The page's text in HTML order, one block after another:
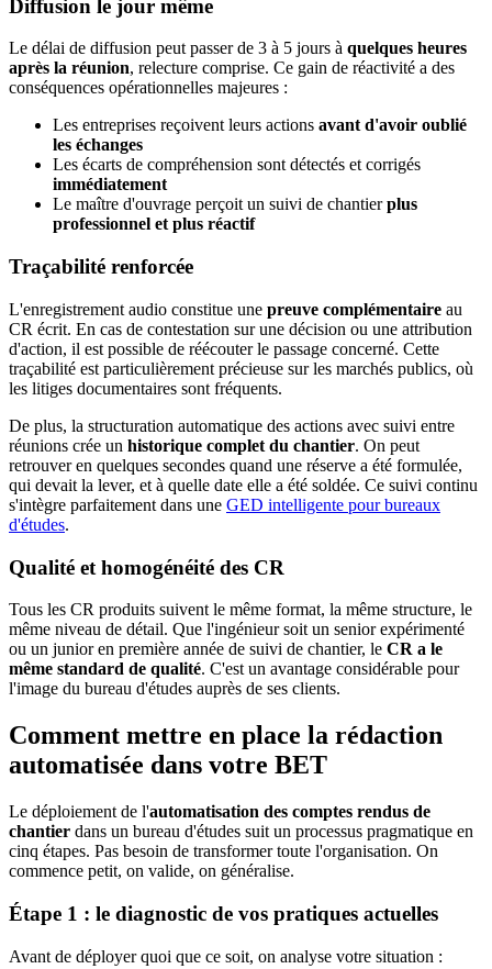
Diffusion le jour même
Le délai de diffusion peut passer de 3 à 5 jours à quelques heures
après la réunion, relecture comprise. Ce gain de réactivité a des
conséquences opérationnelles majeures :
Les entreprises reçoivent leurs actions avant d'avoir oublié
les échanges
Les écarts de compréhension sont détectés et corrigés
immédiatement
Le maître d'ouvrage perçoit un suivi de chantierplus
professionnel et plus réactif
Traçabilité renforcée
L'enregistrement audio constitue une preuve complémentaire au
CR écrit. En cas de contestation sur une décision ou une attribution
d'action, il est possible de réécouter le passage concerné. Cette
traçabilité est particulièrement précieuse sur les marchés publics, où
les litiges documentaires sont fréquents.
De plus, la structuration automatique des actions avec suivi entre
réunions crée un historique complet du chantier. On peut
retrouver en quelques secondes quand une réserve a été formulée,
qui devait la lever, et à quelle date elle a été soldée. Ce suivi continu
s'intègre parfaitement dans une GED intelligente pour bureaux
d'études.
Qualité et homogénéité des CR
Tous les CR produits suivent le même format, la même structure, le
même niveau de détail. Que l'ingénieur soit un senior expérimenté
ou un junior en première année de suivi de chantier, le CR a le
même standard de qualité. C'est un avantage considérable pour
l'image du bureau d'études auprès de ses clients.
Comment mettre en place la rédaction
automatisée dans votre BET
Le déploiement de l'automatisation des comptes rendus de
chantier dans un bureau d'études suit un processus pragmatique en
cinq étapes. Pas besoin de transformer toute l'organisation. On
commence petit, on valide, on généralise.
Étape 1 : le diagnostic de vos pratiques actuelles
Avant de déployer quoi que ce soit, on analyse votre situation :